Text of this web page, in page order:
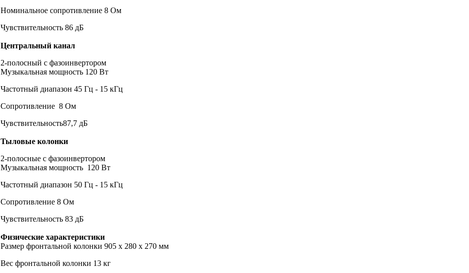
Номинальное сопротивление 8 Ом
Чувствительность 86 дБ
Центральный канал
2-полосный с фазоинвертором
Музыкальная мощность 120 Вт
Частотный диапазон 45 Гц - 15 кГц
Сопротивление 8 Ом
Чувствительность87,7 дБ
Тыловые колонки
2-полосные с фазоинвертором
Музыкальная мощность 120 Вт
Частотный диапазон 50 Гц - 15 кГц
Сопротивление 8 Ом
Чувствительность 83 дБ
Физические характеристики
Размер фронтальной колонки 905 х 280 х 270 мм
Вес фронтальной колонки 13 кг